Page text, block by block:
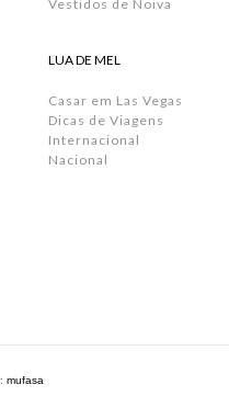
Vestidos de Noiva
LUA DE MEL
Casar em Las Vegas
Dicas de Viagens
Internacional
Nacional
mufasa